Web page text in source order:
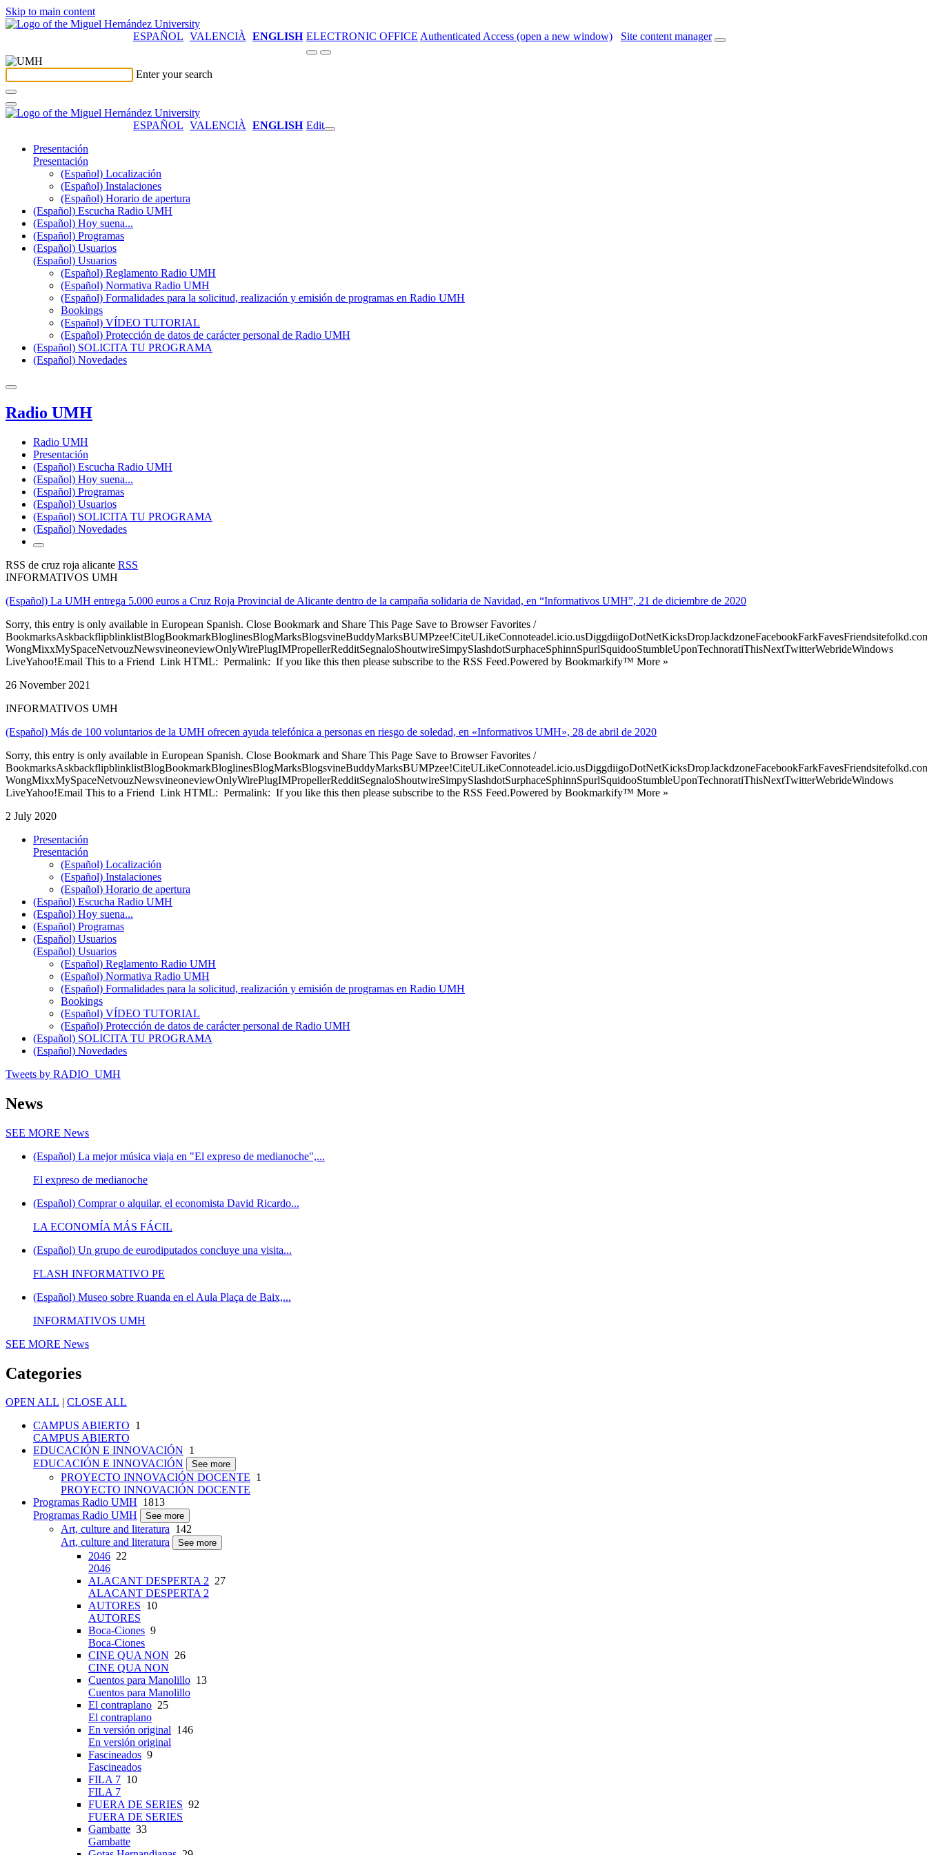
Skip to main content
ESPAÑOL VALENCIÀ ENGLISH ELECTRONIC OFFICE Authenticated Access (open a new window) Site content manager
Enter your search
ESPAÑOL VALENCIÀ ENGLISH Edit
Presentación
Presentación
(Español) Localización
(Español) Instalaciones
(Español) Horario de apertura
(Español) Escucha Radio UMH
(Español) Hoy suena...
(Español) Programas
(Español) Usuarios
(Español) Usuarios
(Español) Reglamento Radio UMH
(Español) Normativa Radio UMH
(Español) Formalidades para la solicitud, realización y emisión de programas en Radio UMH
Bookings
(Español) VÍDEO TUTORIAL
(Español) Protección de datos de carácter personal de Radio UMH
(Español) SOLICITA TU PROGRAMA
(Español) Novedades
Radio UMH
Radio UMH
Presentación
(Español) Escucha Radio UMH
(Español) Hoy suena...
(Español) Programas
(Español) Usuarios
(Español) SOLICITA TU PROGRAMA
(Español) Novedades
RSS de cruz roja alicante RSS
INFORMATIVOS UMH
(Español) La UMH entrega 5.000 euros a Cruz Roja Provincial de Alicante dentro de la campaña solidaria de Navidad, en “Informativos UMH”, 21 de diciembre de 2020
Sorry, this entry is only available in European Spanish. Close Bookmark and Share This Page Save to Browser Favorites /
WongMixxMySpaceNetvouzNewsvineoneviewOnlyWirePlugIMPropellerRedditSegnaloShoutwireSimpySlashdotSurphaceSphinnSpurlSquidooStumbleUponTechnoratiThisNextTwitterWebrideWindows
LiveYahoo!Email This to a Friend Link HTML: Permalink: If you like this then please subscribe to the RSS Feed.Powered by Bookmarkify™ More »
26 November 2021
INFORMATIVOS UMH
(Español) Más de 100 voluntarios de la UMH ofrecen ayuda telefónica a personas en riesgo de soledad, en «Informativos UMH», 28 de abril de 2020
Sorry, this entry is only available in European Spanish. Close Bookmark and Share This Page Save to Browser Favorites /
WongMixxMySpaceNetvouzNewsvineoneviewOnlyWirePlugIMPropellerRedditSegnaloShoutwireSimpySlashdotSurphaceSphinnSpurlSquidooStumbleUponTechnoratiThisNextTwitterWebrideWindows
LiveYahoo!Email This to a Friend Link HTML: Permalink: If you like this then please subscribe to the RSS Feed.Powered by Bookmarkify™ More »
2 July 2020
Presentación
Presentación
(Español) Localización
(Español) Instalaciones
(Español) Horario de apertura
(Español) Escucha Radio UMH
(Español) Hoy suena...
(Español) Programas
(Español) Usuarios
(Español) Usuarios
(Español) Reglamento Radio UMH
(Español) Normativa Radio UMH
(Español) Formalidades para la solicitud, realización y emisión de programas en Radio UMH
Bookings
(Español) VÍDEO TUTORIAL
(Español) Protección de datos de carácter personal de Radio UMH
(Español) SOLICITA TU PROGRAMA
(Español) Novedades
Tweets by RADIO_UMH
News
SEE MORE News
(Español) La mejor música viaja en "El expreso de medianoche",...
El expreso de medianoche
(Español) Comprar o alquilar, el economista David Ricardo...
LA ECONOMÍA MÁS FÁCIL
(Español) Un grupo de eurodiputados concluye una visita...
FLASH INFORMATIVO PE
(Español) Museo sobre Ruanda en el Aula Plaça de Baix,...
INFORMATIVOS UMH
SEE MORE News
Categories
OPEN ALL | CLOSE ALL
CAMPUS ABIERTO 1
CAMPUS ABIERTO
EDUCACIÓN E INNOVACIÓN 1
EDUCACIÓN E INNOVACIÓN
See more
PROYECTO INNOVACIÓN DOCENTE 1
PROYECTO INNOVACIÓN DOCENTE
Programas Radio UMH 1813
Programas Radio UMH
See more
Art, culture and literatura 142
Art, culture and literatura
See more
2046 22
2046
ALACANT DESPERTA 2 27
ALACANT DESPERTA 2
AUTORES 10
AUTORES
Boca-Ciones 9
Boca-Ciones
CINE QUA NON 26
CINE QUA NON
Cuentos para Manolillo 13
Cuentos para Manolillo
El contraplano 25
El contraplano
En versión original 146
En versión original
Fascineados 9
Fascineados
FILA 7 10
FILA 7
FUERA DE SERIES 92
FUERA DE SERIES
Gambatte 33
Gambatte